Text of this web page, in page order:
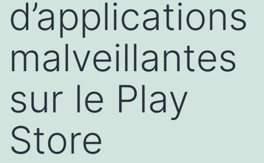
d’applications
malveillantes
sur le Play
Store